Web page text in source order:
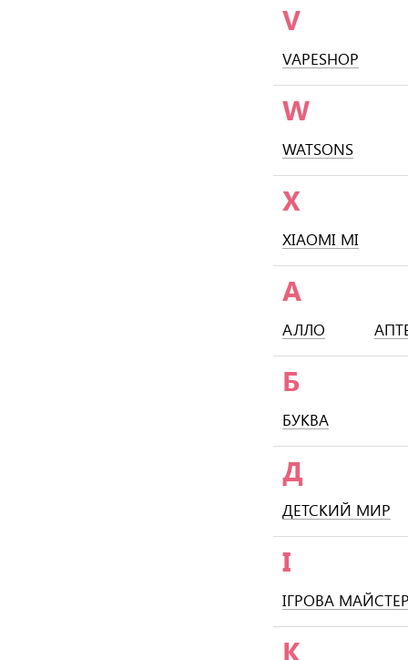
V
VAPESHOP
W
WATSONS
X
XIAOMI MI
А
АЛЛО
Б
БУКВА
Д
ДЕТСКИЙ МИР
І
ІГРОВА
К